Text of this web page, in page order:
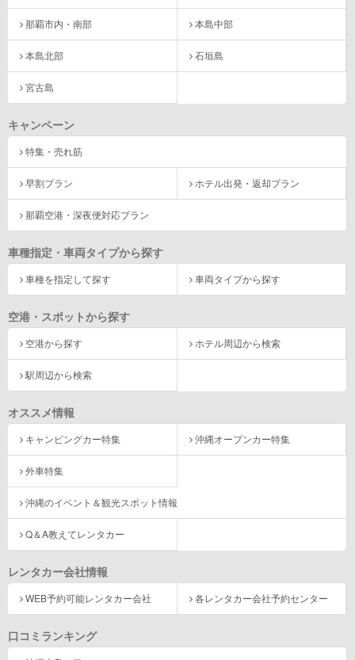
那覇市内・南部 本島中部
本島北部 石垣島
宮古島
キャンペーン
特集・売れ筋
早割プラン ホテル出発・返却プラン
那覇空港・深夜便対応プラン
車種指定・車両タイプから探す
車種を指定して探す 車両タイプから探す
空港・スポットから探す
空港から探す ホテル周辺から検索
駅周辺から検索
オススメ情報
キャンピングカー特集 沖縄オープンカー特集
外車特集
沖縄のイベント＆観光スポット情報
Q＆A教えてレンタカー
レンタカー会社情報
WEB予約可能レンタカー会社 各レンタカー会社予約センター
口コミランキング